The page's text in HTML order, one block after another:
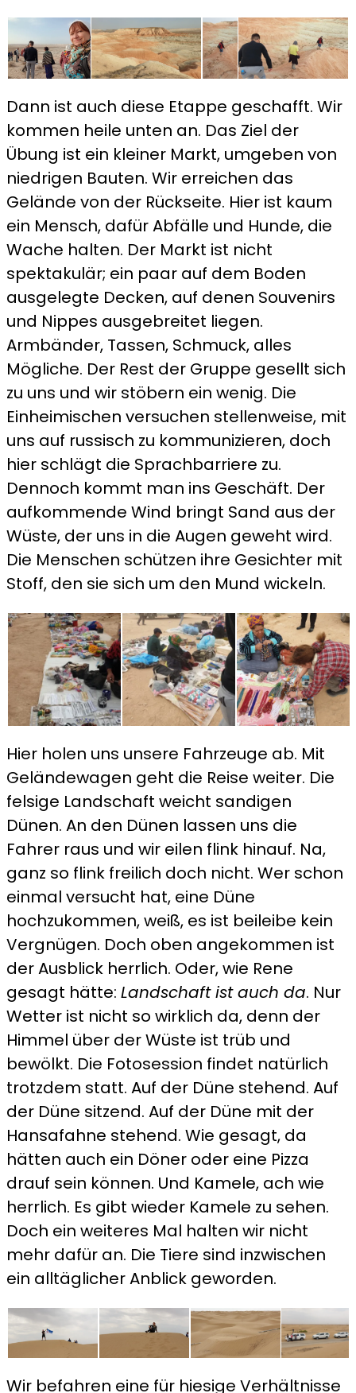
Dann ist auch diese Etappe geschafft. Wir
kommen heile unten an. Das Ziel der
Übung ist ein kleiner Markt, umgeben von
niedrigen Bauten. Wir erreichen das
Gelände von der Rückseite. Hier ist kaum
ein Mensch, dafür Abfälle und Hunde, die
Wache halten. Der Markt ist nicht
spektakulär; ein paar auf dem Boden
ausgelegte Decken, auf denen Souvenirs
und Nippes ausgebreitet liegen.
Armbänder, Tassen, Schmuck, alles
Mögliche. Der Rest der Gruppe gesellt sich
zu uns und wir stöbern ein wenig. Die
Einheimischen versuchen stellenweise, mit
uns auf russisch zu kommunizieren, doch
hier schlägt die Sprachbarriere zu.
Dennoch kommt man ins Geschäft. Der
aufkommende Wind bringt Sand aus der
Wüste, der uns in die Augen geweht wird.
Die Menschen schützen ihre Gesichter mit
Stoff, den sie sich um den Mund wickeln.
Hier holen uns unsere Fahrzeuge ab. Mit
Geländewagen geht die Reise weiter. Die
felsige Landschaft weicht sandigen
Dünen. An den Dünen lassen uns die
Fahrer raus und wir eilen flink hinauf. Na,
ganz so flink freilich doch nicht. Wer schon
einmal versucht hat, eine Düne
hochzukommen, weiß, es ist beileibe kein
Vergnügen. Doch oben angekommen ist
der Ausblick herrlich. Oder, wie Rene
gesagt hätte: Landschaft ist auch da. Nur
Wetter ist nicht so wirklich da, denn der
Himmel über der Wüste ist trüb und
bewölkt. Die Fotosession findet natürlich
trotzdem statt. Auf der Düne stehend. Auf
der Düne sitzend. Auf der Düne mit der
Hansafahne stehend. Wie gesagt, da
hätten auch ein Döner oder eine Pizza
drauf sein können. Und Kamele, ach wie
herrlich. Es gibt wieder Kamele zu sehen.
Doch ein weiteres Mal halten wir nicht
mehr dafür an. Die Tiere sind inzwischen
ein alltäglicher Anblick geworden.
Wir befahren eine für hiesige Verhältnisse